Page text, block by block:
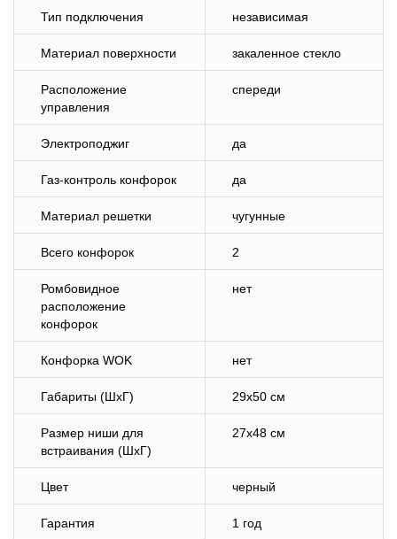
Тип подключения независимая
Материал поверхности закаленное стекло
Расположение
управления
спереди
Электроподжиг да
Газ-контроль конфорок да
Материал решетки чугунные
Всего конфорок 2
Ромбовидное
расположение
конфорок
нет
Конфорка WOK нет
Габариты (ШхГ) 29х50 см
Размер ниши для
встраивания (ШхГ)
27х48 см
Цвет черный
Гарантия 1 год